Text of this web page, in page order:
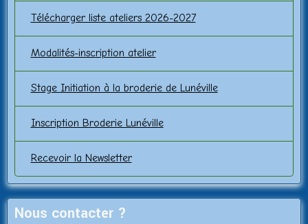
Télécharger liste ateliers 2026-2027
Modalités-inscription atelier
Stage Initiation à la broderie de Lunéville
Inscription Broderie Lunéville
Recevoir la Newsletter
Nous contacter ?